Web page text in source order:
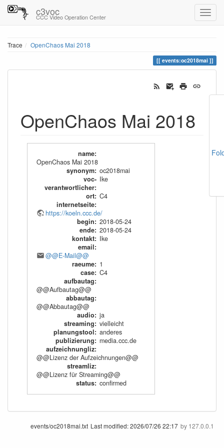
c3voc
CCC Video Operation Center
Trace OpenChaos Mai 2018
events:oc2018mai
OpenChaos Mai 2018
name:
OpenChaos Mai 2018
synonym: oc2018mai
voc-
verantwortlicher:
Ike
ort: C4
internetseite:
https://koeln.ccc.de/
begin: 2018-05-24
ende: 2018-05-24
kontakt: Ike
email:
@@E-Mail@@
raeume: 1
case: C4
aufbautag:
@@Aufbautag@@
abbautag:
@@Abbautag@@
audio: ja
streaming: vielleicht
planungstool: anderes
publizierung: media.ccc.de
aufzeichnungliz:
@@Lizenz der Aufzeichnungen@@
streamliz:
@@Lizenz für Streaming@@
status: confirmed
events/oc2018mai.txt Last modified:2026/07/26 22:17 by 127.0.0.1